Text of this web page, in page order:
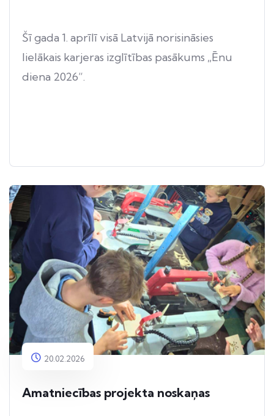
Šī gada 1. aprīlī visā Latvijā norisināsies
lielākais karjeras izglītības pasākums „Ēnu
diena 2026”.
20.02.2026
Amatniecības projekta noskaņas